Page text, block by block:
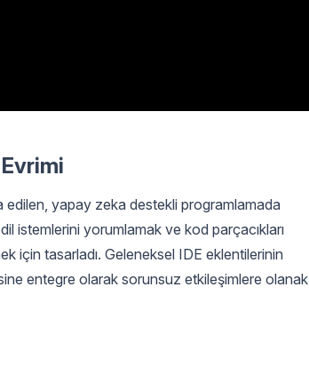
edilen, yapay zeka destekli programlamada
istemlerini yorumlamak ve kod parçacıkları
için tasarladı. Geleneksel IDE eklentilerinin
entegre olarak sorunsuz etkileşimlere olanak